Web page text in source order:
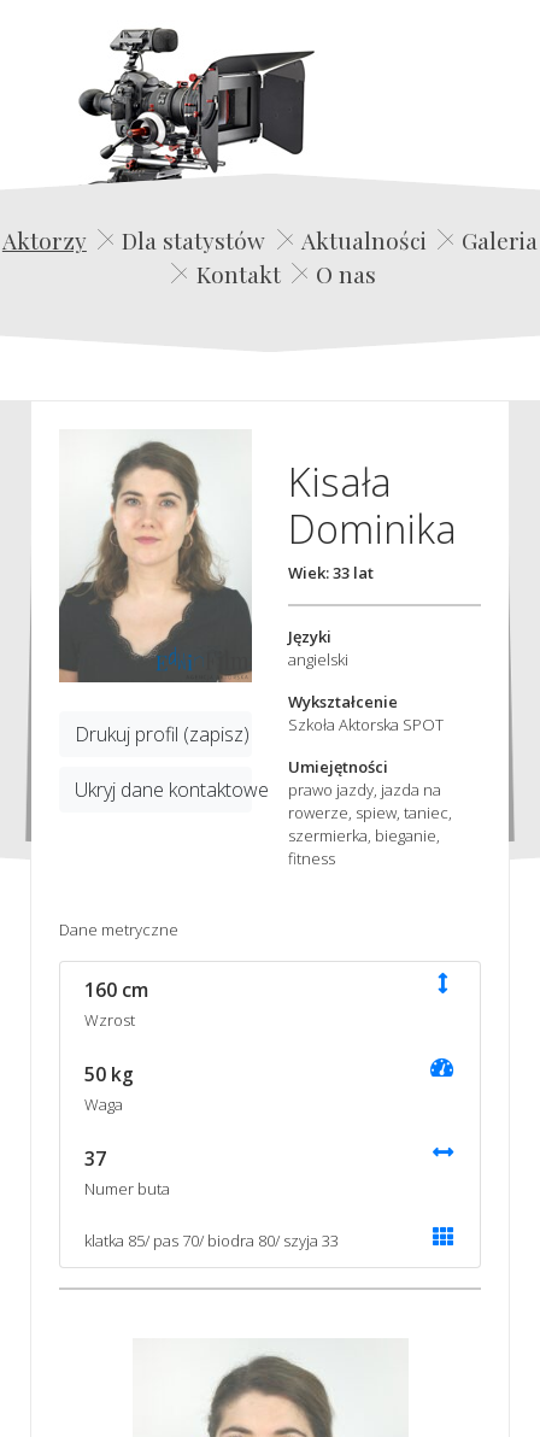
Edwin Film Agencja Aktorska
Aktorzy Dla statystów Aktualności
Galeria
Kontakt
O nas
Drukuj profil (zapisz)
Ukryj dane kontaktowe
Kisała
Dominika
Wiek: 33 lat
Języki
angielski
Wykształcenie
Szkoła Aktorska SPOT
Umiejętności
prawo jazdy, jazda na
rowerze, spiew, taniec,
szermierka, bieganie,
fitness
Dane metryczne
160 cm
Wzrost
50 kg
Waga
37
Numer buta
klatka 85/ pas 70/ biodra 80/ szyja 33